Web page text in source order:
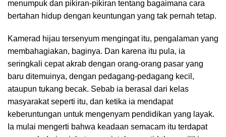
menumpuk dan pikiran-pikiran tentang bagaimana cara
bertahan hidup dengan keuntungan yang tak pernah tetap.
Kamerad hijau tersenyum mengingat itu, pengalaman yang
membahagiakan, baginya. Dan karena itu pula, ia
seringkali cepat akrab dengan orang-orang pasar yang
baru ditemuinya, dengan pedagang-pedagang kecil,
ataupun tukang becak. Sebab ia berasal dari kelas
masyarakat seperti itu, dan ketika ia mendapat
keberuntungan untuk mengenyam pendidikan yang layak.
Ia mulai mengerti bahwa keadaan semacam itu terdapat